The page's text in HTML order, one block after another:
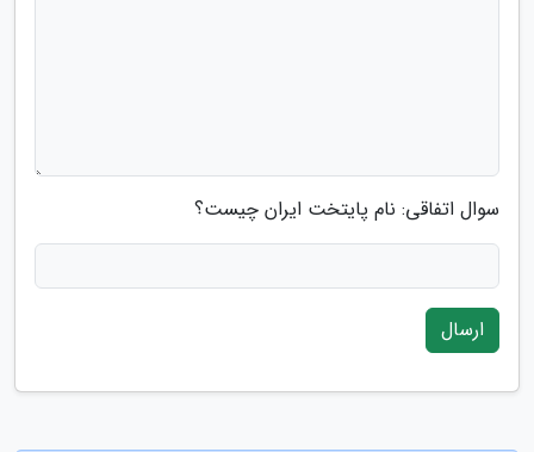
سوال اتفاقی: نام پایتخت ایران چیست؟
ارسال